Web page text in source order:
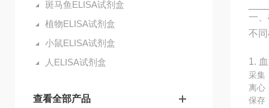
斑马鱼ELISA试剂盒
植物ELISA试剂盒
小鼠ELISA试剂盒
人ELISA试剂盒
查看全部产品
一
不
1.
采集
离心
保存